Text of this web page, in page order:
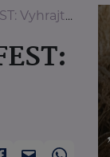
dědou pod sluncem